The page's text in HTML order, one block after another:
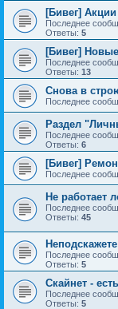
[Бивег] Акции
Последнее
Ответы: 5
[Бивег]
Последнее
Ответы: 13
Снова в
Последнее
Раздел
Последнее
Ответы: 6
[Бивег]
Последнее
Не работает
Последнее
Ответы: 45
Последнее
Ответы: 5
Скайнет -
Последнее
Ответы: 5